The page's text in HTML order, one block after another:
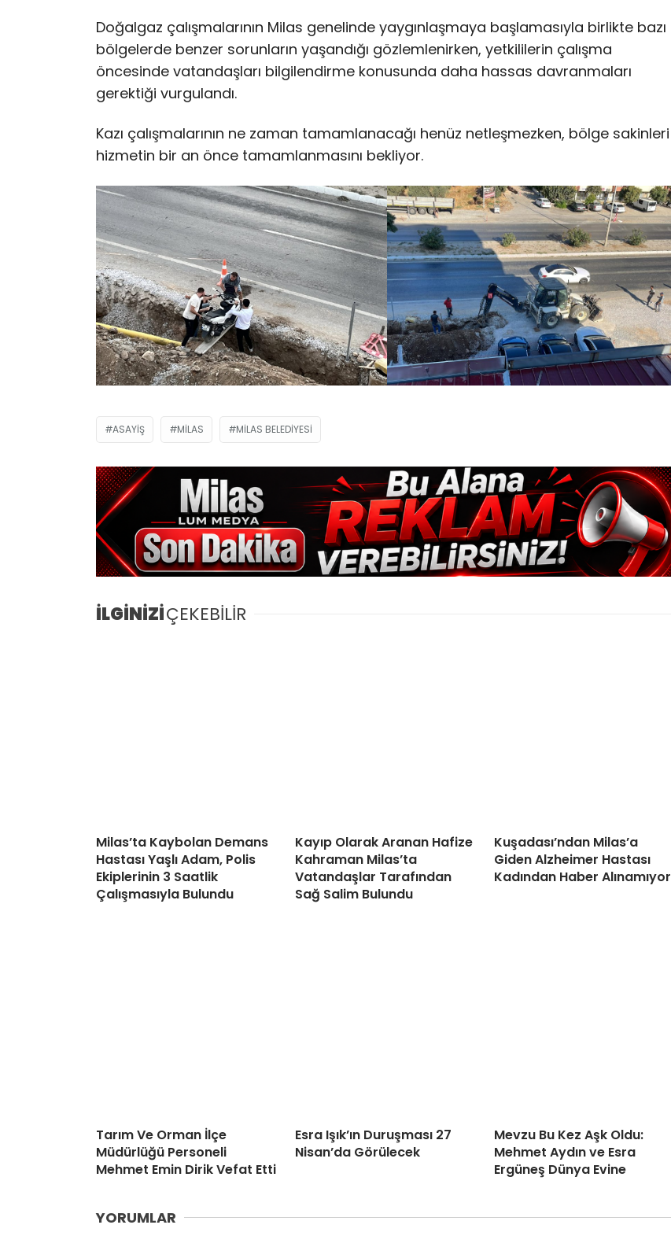
Doğalgaz çalışmalarının Milas genelinde yaygınlaşmaya başlamasıyla birlikte bazı
bölgelerde benzer sorunların yaşandığı gözlemlenirken, yetkililerin çalışma
öncesinde vatandaşları bilgilendirme konusunda daha hassas davranmaları
gerektiği vurgulandı.
Kazı çalışmalarının ne zaman tamamlanacağı henüz netleşmezken, bölge sakinleri
hizmetin bir an önce tamamlanmasını bekliyor.
ASAYIŞ MILAS MILAS BELEDIYESI
İLGİNİZİÇEKEBİLİR
Milas’ta Kaybolan Demans
Hastası Yaşlı Adam, Polis
Ekiplerinin 3 Saatlik
Çalışmasıyla Bulundu
Kayıp Olarak Aranan Hafize
Kahraman Milas’ta
Vatandaşlar Tarafından
Sağ Salim Bulundu
Kuşadası’ndan Milas’a
Giden Alzheimer Hastası
Kadından Haber Alınamıyor
Tarım Ve Orman İlçe
Müdürlüğü Personeli
Mehmet Emin Dirik Vefat Etti
Esra Işık’ın Duruşması 27
Nisan’da Görülecek
Mevzu Bu Kez Aşk Oldu:
Mehmet Aydın ve Esra
Ergüneş Dünya Evine
YORUMLAR